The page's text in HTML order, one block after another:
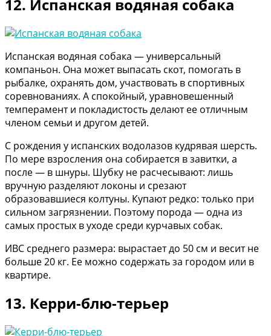
12. Испанская водяная собака
Испанская водяная собака — универсальный
компаньон. Она может выпасать скот, помогать в
рыбалке, охранять дом, участвовать в спортивных
соревнованиях. А спокойный, уравновешенный
темперамент и покладистость делают ее отличным
членом семьи и другом детей.
С рождения у испанских водолазов кудрявая шерсть.
По мере взросления она собирается в завитки, а
после — в шнуры. Шубку не расчесывают: лишь
вручную разделяют локоны и срезают
образовавшиеся колтуны. Купают редко: только при
сильном загрязнении. Поэтому порода — одна из
самых простых в уходе среди курчавых собак.
ИВС среднего размера: вырастает до 50 см и весит не
больше 20 кг. Ее можно содержать за городом или в
квартире.
13. Керри-блю-терьер